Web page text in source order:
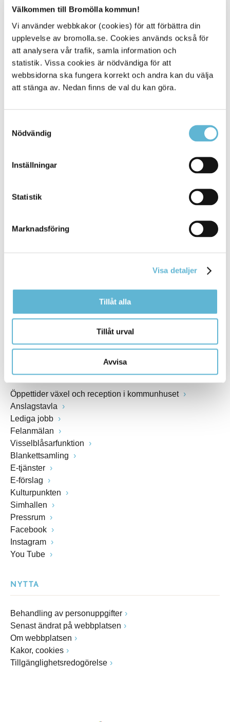
Välkommen till Bromölla kommun!
Vi använder webbkakor (cookies) för att förbättra din
upplevelse av bromolla.se. Cookies används också för
att analysera vår trafik, samla information och
statistik. Vissa cookies är nödvändiga för att
webbsidorna ska fungera korrekt och andra kan du välja
att stänga av. Nedan finns de val du kan göra.
Nödvändig
Inställningar
Statistik
Marknadsföring
Visa detaljer
Tillåt alla
Tillåt urval
Avvisa
500
Alla platser
KONTAKT
Besöksadress
Postadress
Box 18, 295 21 Bromölla
Fax: 0456-82 22 00
Öppettider växel och reception i kommunhuset
Anslagstavla
Lediga jobb
Felanmälan
Visselblåsarfunktion
Blankettsamling
E-tjänster
E-förslag
Kulturpunkten
Simhallen
Pressrum
Facebook
Instagram
You Tube
NYTTA
Behandling av personuppgifter
Senast ändrat på webbplatsen
Om webbplatsen
Kakor, cookies
Tillgänglighetsredogörelse